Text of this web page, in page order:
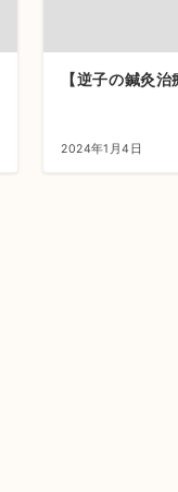
【逆子の鍼灸治
2024年1月4日